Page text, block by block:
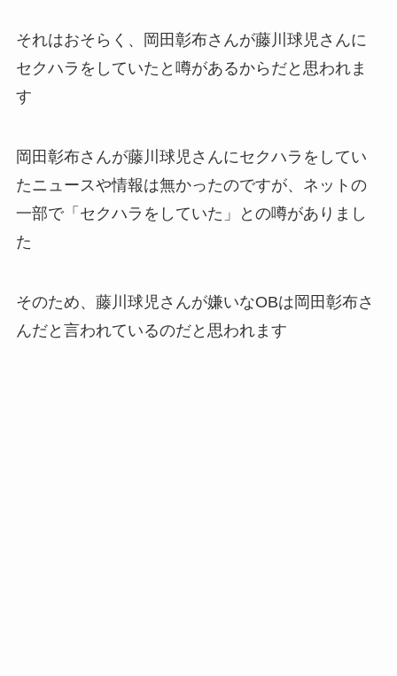
それはおそらく、岡田彰布さんが藤川球児さんに
セクハラをしていたと噂があるからだと思われま
す
岡田彰布さんが藤川球児さんにセクハラをしてい
たニュースや情報は無かったのですが、ネットの
一部で「セクハラをしていた」との噂がありまし
た
そのため、藤川球児さんが嫌いなOBは岡田彰布さ
んだと言われているのだと思われます